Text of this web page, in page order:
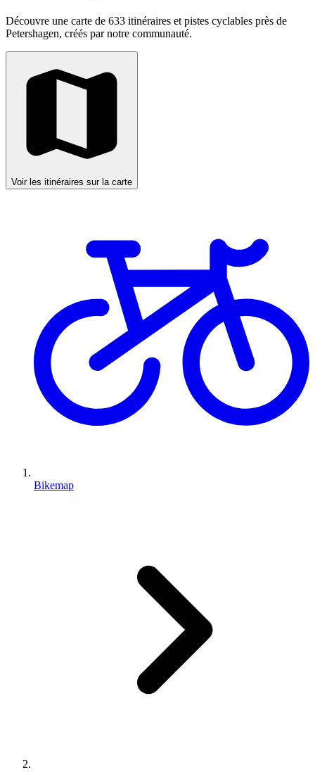
Découvre une carte de 633 itinéraires et pistes cyclables près de
Petershagen, créés par notre communauté.
Voir les itinéraires sur la carte
Bikemap